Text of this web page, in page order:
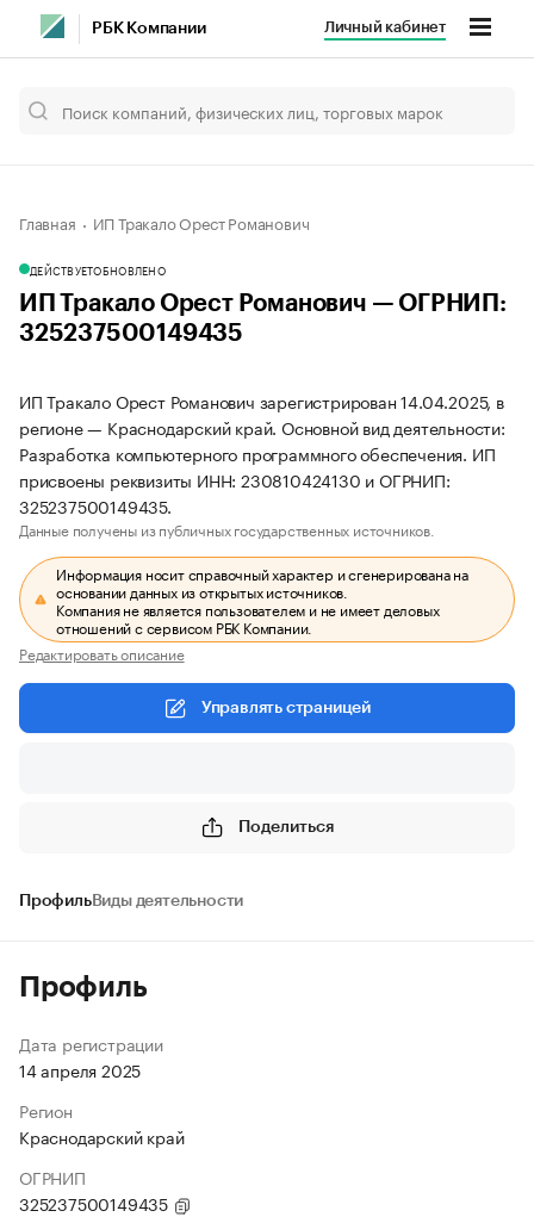
РБК Компании Личный кабинет
Главная ИП Тракало Орест Романович
ДЕЙСТВУЕТОБНОВЛЕНО
ИП Тракало Орест Романович — ОГРНИП:
325237500149435
ИП Тракало Орест Романович зарегистрирован 14.04.2025, в
регионе — Краснодарский край. Основной вид деятельности:
Разработка компьютерного программного обеспечения. ИП
присвоены реквизиты ИНН: 230810424130 и ОГРНИП:
325237500149435.
Данные получены из публичных государственных источников.
Информация носит справочный характер и сгенерирована на
основании данных из открытых источников.
Компания не является пользователем и не имеет деловых
отношений с сервисом РБК Компании.
Редактировать описание
Управлять страницей
Поделиться
ПрофильВиды деятельности
Профиль
Дата регистрации
14 апреля 2025
Регион
Краснодарский край
ОГРНИП
325237500149435